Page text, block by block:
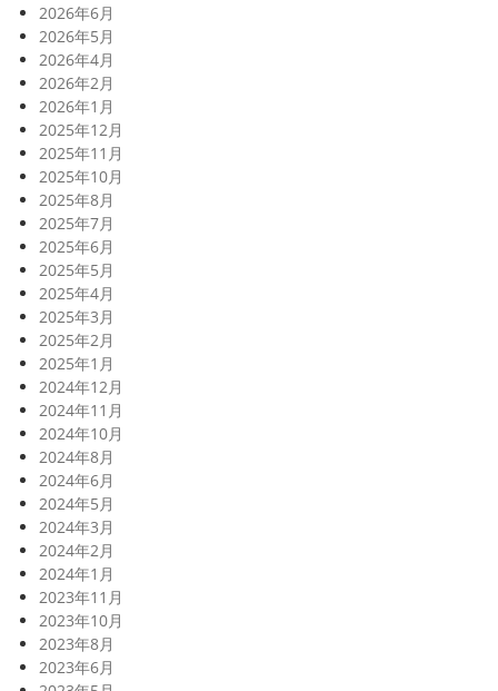
2026年6月
2026年5月
2026年4月
2026年2月
2026年1月
2025年12月
2025年11月
2025年10月
2025年8月
2025年7月
2025年6月
2025年5月
2025年4月
2025年3月
2025年2月
2025年1月
2024年12月
2024年11月
2024年10月
2024年8月
2024年6月
2024年5月
2024年3月
2024年2月
2024年1月
2023年11月
2023年10月
2023年8月
2023年6月